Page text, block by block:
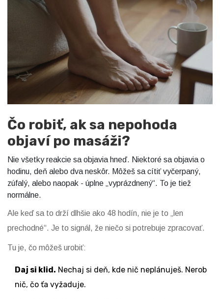
Čo robiť, ak sa nepohoda
objaví po masáži?
Nie všetky reakcie sa objavia hneď. Niektoré sa objavia o
hodinu, deň alebo dva neskôr. Môžeš sa cítiť vyčerpaný,
zúfalý, alebo naopak - úplne „vyprázdnený“. To je tiež
normálne.
Ale keď sa to drží dlhšie ako 48 hodín, nie je to „len
prechodné“. Je to signál, že niečo si potrebuje zpracovať.
Tu je, čo môžeš urobiť:
Daj si klid. Nechaj si deň, kde nič neplánuješ. Nerob
nič, čo ťa vyžaduje.